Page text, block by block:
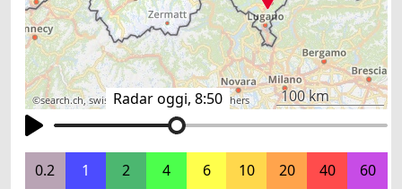
Radar oggi, 8:50
©search.ch,swisstopo,OpenStreetMap,others 100 km
0.2 1 2 4 6 10 20 40 60